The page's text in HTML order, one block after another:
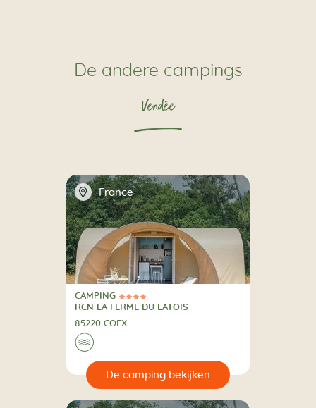
De andere campings
Vendée
📍 France
4 Sterren
CAMPING
CAMPING
RCN LA FERME DU LATOIS
85220 COËX
🌊